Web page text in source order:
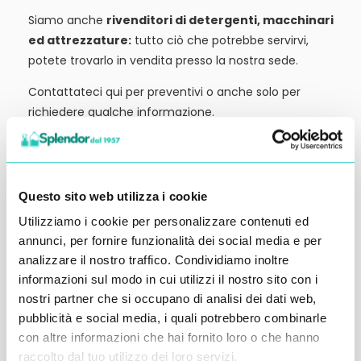
Questo sito web utilizza i cookie
Utilizziamo i cookie per personalizzare contenuti ed
annunci, per fornire funzionalità dei social media e per
analizzare il nostro traffico. Condividiamo inoltre
informazioni sul modo in cui utilizzi il nostro sito con i
nostri partner che si occupano di analisi dei dati web,
pubblicità e social media, i quali potrebbero combinarle
con altre informazioni che hai fornito loro o che hanno
raccolto dal tuo utilizzo dei loro servizi.
Siamo anche rivenditori di detergenti, macchinari
ed attrezzature: tutto ciò che potrebbe servirvi,
potete trovarlo in vendita presso la nostra sede.
Contattateci qui per preventivi o anche solo per
richiedere qualche informazione.
Ci vediamo al prossimo articolo.
Alessandro Alfonsetti
Inserisci i tuoi dati qui, ti ricontatteremo
entro 48 ore